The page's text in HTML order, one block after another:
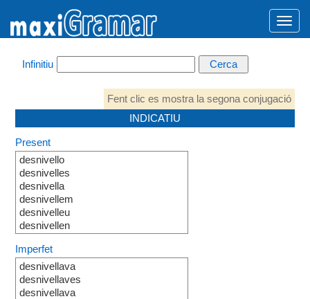
Infinitiu
Fent clic es mostra la segona conjugació
INDICATIU
Present
desnivello
desnivelles
desnivella
desnivellem
desnivelleu
desnivellen
Imperfet
desnivellava
desnivellaves
desnivellava